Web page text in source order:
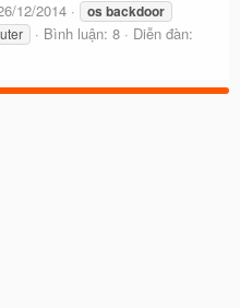
12/2014 os backdoor
Bình luận: 8
Diễn đàn: